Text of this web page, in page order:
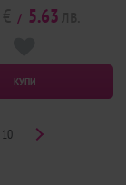
/ 5.63
КУПИ
10